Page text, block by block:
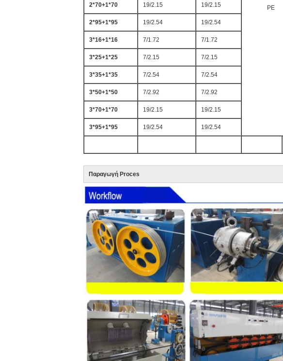
PE
2*70+1*70 19/2.15 19/2.15
2*95+1*95 19/2.54 19/2.54
3*16+1*16 7/1.72 7/1.72
3*25+1*25 7/2.15 7/2.15
3*35+1*35 7/2.54 7/2.54
3*50+1*50 7/2.92 7/2.92
3*70+1*70 19/2.15 19/2.15
3*95+1*95 19/2.54 19/2.54
Παραγωγή Proces